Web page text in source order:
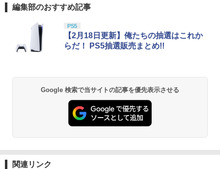
編集部のおすすめ記事
PS5
【2月18日更新】俺たちの抽選はこれか
らだ！ PS5抽選販売まとめ!!
Google 検索で当サイトの記事を優先表示させる
関連リンク